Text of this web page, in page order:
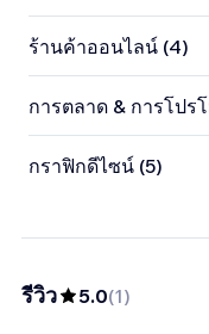
ร้านค้าออนไลน์ (4)
การตลาด & การโปร
กราฟิกดีไซน์ (5)
รีวิว 5.0(1)